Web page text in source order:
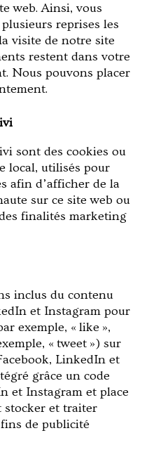
web. Ainsi, vous
reprises les
visite de notre site
restent dans votre
Nous pouvons placer
sont des cookies ou
local, utilisés pour
afin d’afficher de la
sur ce site web ou
finalités marketing
inclus du contenu
et Instagram pour
exemple, « like »,
« tweet ») sur
LinkedIn et
grâce un code
et Instagram et place
stocker et traiter
de publicité